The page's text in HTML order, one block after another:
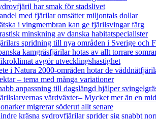
har smak för stadslivet
med fjärilar omsätter miljontals dollar
i vingmembran kan ge fjärilsvingar färg
minskning av danska habitatspecialister
spridning till nya områden i Sverige och
kamgräsfjärilar hotas av allt torrare
avgör utvecklingshastighet
i Natura 2000-områden hotar de
– tema med många variationer
anpassning till dagslängd hjälper
värdväxter– Mycket mer än en
migrerar söderut allt senare
kräsna sydrovfjärilar sprider sig snabbt